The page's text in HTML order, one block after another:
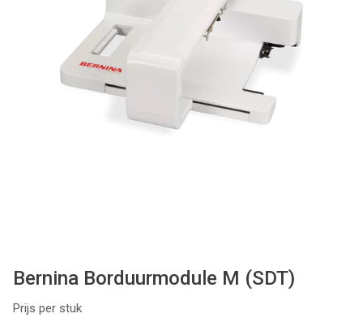
Patronen
Breien & Haken
Bernina Borduurmodule M (SDT)
Prijs per stuk